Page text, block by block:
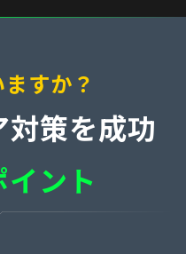
すか？
対策を成功
ント